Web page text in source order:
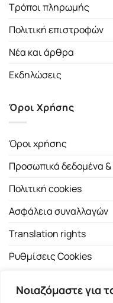
Νοιαζόμαστε για
Τρόποι πληρωμής
Πολιτική επιστροφών
Νέα και άρθρα
Εκδηλώσεις
Όροι Χρήσης
Όροι χρήσης
Προσωπικά δεδομένα
Πολιτική cookies
Ασφάλεια συναλλαγών
Translation rights
Ρυθμίσεις Cookies